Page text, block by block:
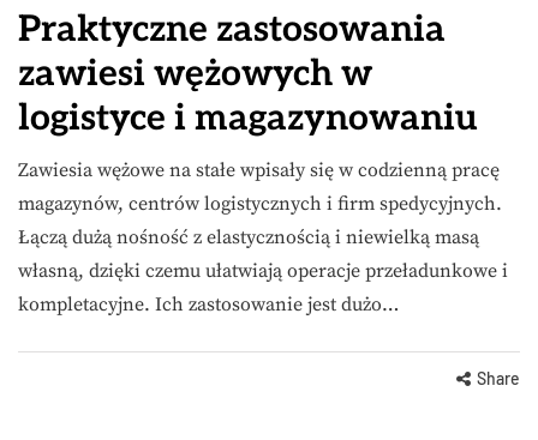
Praktyczne zastosowania
zawiesi wężowych w
logistyce i magazynowaniu
Zawiesia wężowe na stałe wpisały się w codzienną pracę
magazynów, centrów logistycznych i firm spedycyjnych.
Łączą dużą nośność z elastycznością i niewielką masą
własną, dzięki czemu ułatwiają operacje przeładunkowe i
kompletacyjne. Ich zastosowanie jest dużo…
Share